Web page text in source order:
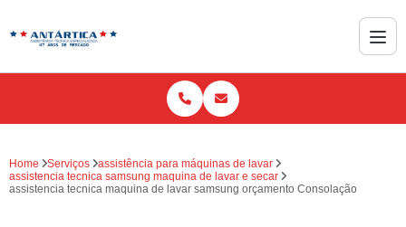
Home Serviços
assistência para máquinas de lavar
assistencia tecnica samsung maquina de lavar e secar
assistencia tecnica maquina de lavar samsung orçamento Consolação